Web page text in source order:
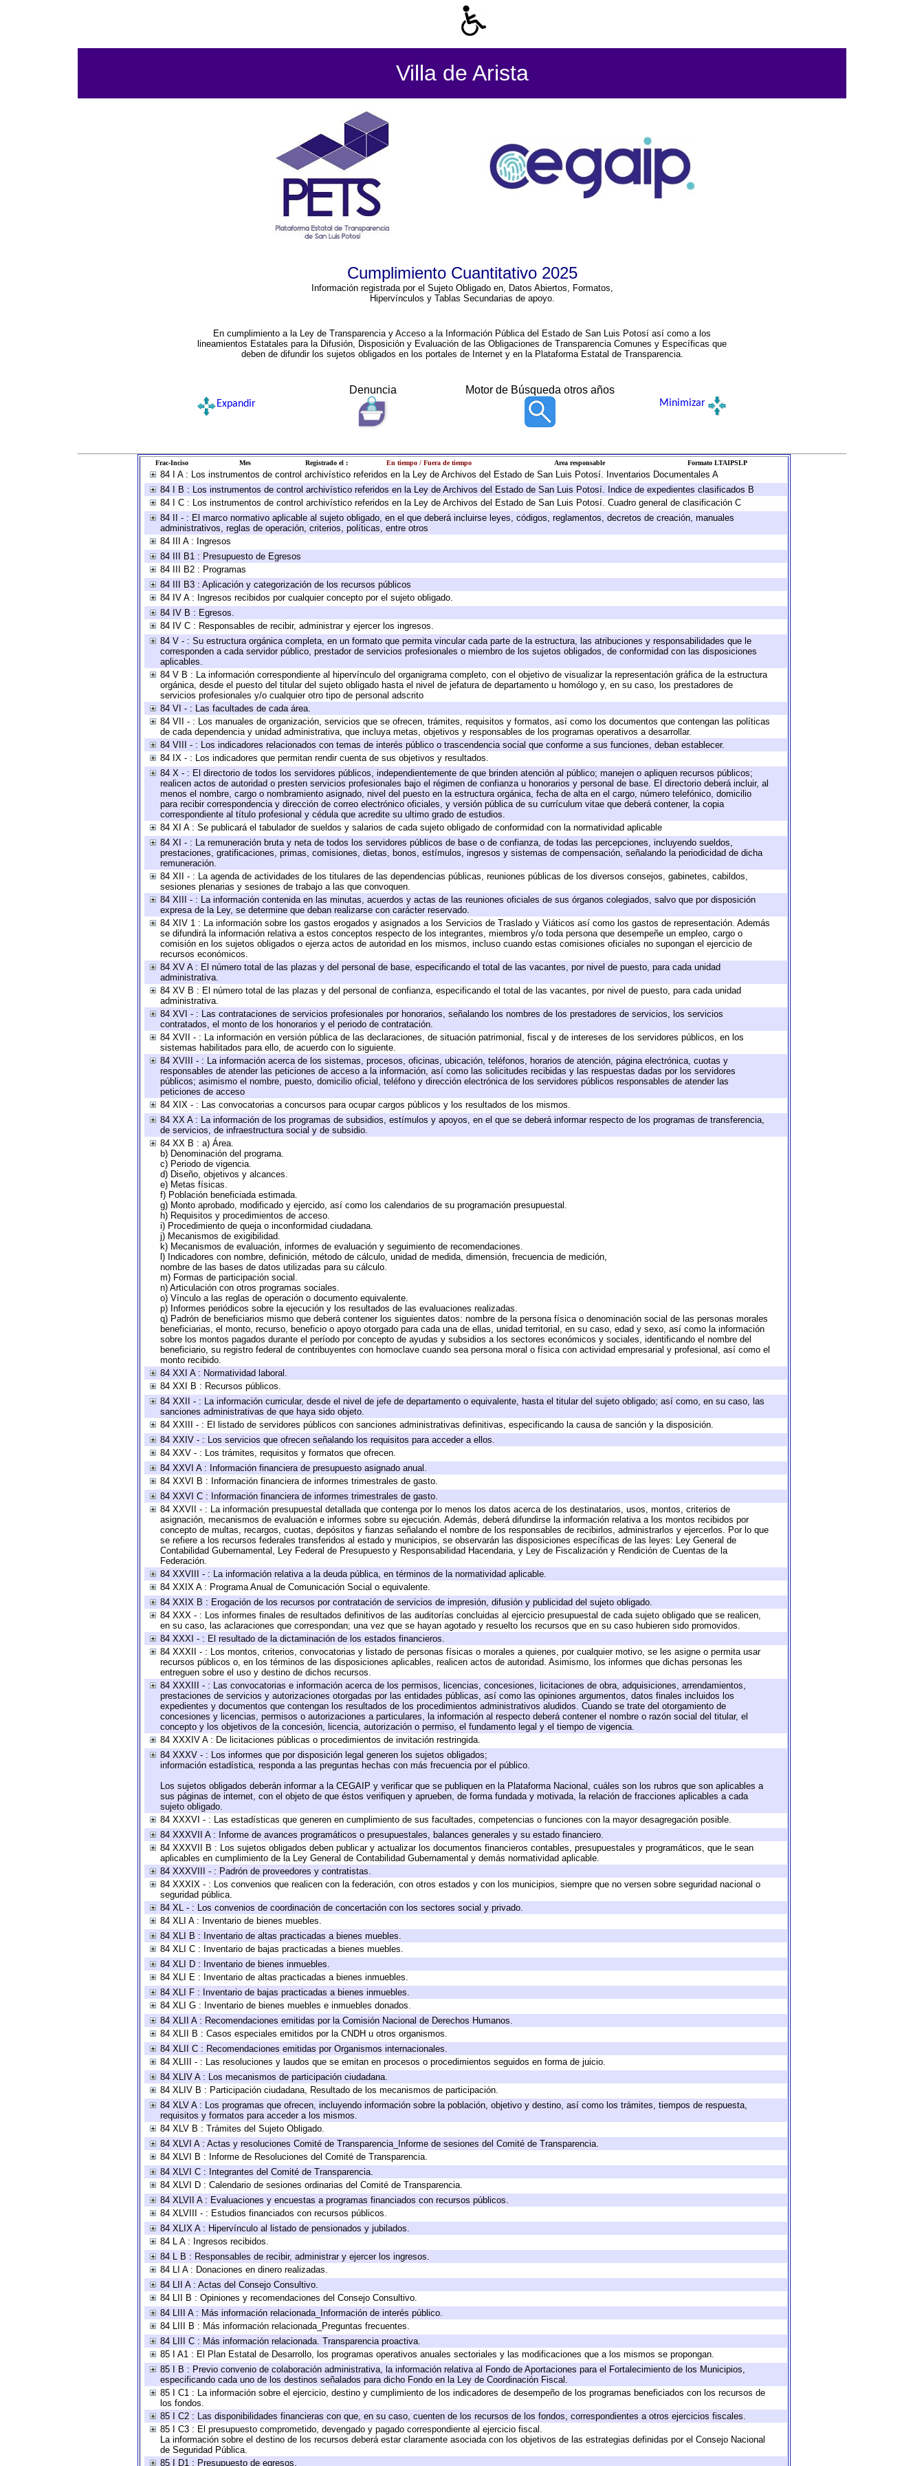
Villa de Arista
Cumplimiento Cuantitativo 2025
Información registrada por el Sujeto Obligado en, Datos Abiertos, Formatos,
Hipervínculos y Tablas Secundarias de apoyo.
En cumplimiento a la Ley de Transparencia y Acceso a la Información Pública del Estado de San Luis Potosí así como a los
lineamientos Estatales para la Difusión, Disposición y Evaluación de las Obligaciones de Transparencia Comunes y Específicas que
deben de difundir los sujetos obligados en los portales de Internet y en la Plataforma Estatal de Transparencia.
Denuncia Motor de Búsqueda otros años
Expandir Minimizar
Frac-Inciso Mes Registrado el : En tiempo / Fuera de tiempo Area responsable Formato LTAIPSLP
84 I A : Los instrumentos de control archivístico referidos en la Ley de Archivos del Estado de San Luis Potosí. Inventarios Documentales A
84 I B : Los instrumentos de control archivístico referidos en la Ley de Archivos del Estado de San Luis Potosí. Indice de expedientes clasificados B
84 I C : Los instrumentos de control archivístico referidos en la Ley de Archivos del Estado de San Luis Potosí. Cuadro general de clasificación C
84 II - : El marco normativo aplicable al sujeto obligado, en el que deberá incluirse leyes, códigos, reglamentos, decretos de creación, manuales
administrativos, reglas de operación, criterios, políticas, entre otros
84 III A : Ingresos
84 III B1 : Presupuesto de Egresos
84 III B2 : Programas
84 III B3 : Aplicación y categorización de los recursos públicos
84 IV A : Ingresos recibidos por cualquier concepto por el sujeto obligado.
84 IV B : Egresos.
84 IV C : Responsables de recibir, administrar y ejercer los ingresos.
84 V - : Su estructura orgánica completa, en un formato que permita vincular cada parte de la estructura, las atribuciones y responsabilidades que le
corresponden a cada servidor público, prestador de servicios profesionales o miembro de los sujetos obligados, de conformidad con las disposiciones
aplicables.
84 V B : La información correspondiente al hipervínculo del organigrama completo, con el objetivo de visualizar la representación gráfica de la estructura
orgánica, desde el puesto del titular del sujeto obligado hasta el nivel de jefatura de departamento u homólogo y, en su caso, los prestadores de
servicios profesionales y/o cualquier otro tipo de personal adscrito
84 VI - : Las facultades de cada área.
84 VII - : Los manuales de organización, servicios que se ofrecen, trámites, requisitos y formatos, así como los documentos que contengan las políticas
de cada dependencia y unidad administrativa, que incluya metas, objetivos y responsables de los programas operativos a desarrollar.
84 VIII - : Los indicadores relacionados con temas de interés público o trascendencia social que conforme a sus funciones, deban establecer.
84 IX - : Los indicadores que permitan rendir cuenta de sus objetivos y resultados.
84 X - : El directorio de todos los servidores públicos, independientemente de que brinden atención al público; manejen o apliquen recursos públicos;
realicen actos de autoridad o presten servicios profesionales bajo el régimen de confianza u honorarios y personal de base. El directorio deberá incluir, al
menos el nombre, cargo o nombramiento asignado, nivel del puesto en la estructura orgánica, fecha de alta en el cargo, número telefónico, domicilio
para recibir correspondencia y dirección de correo electrónico oficiales, y versión pública de su currículum vitae que deberá contener, la copia
correspondiente al título profesional y cédula que acredite su ultimo grado de estudios.
84 XI A : Se publicará el tabulador de sueldos y salarios de cada sujeto obligado de conformidad con la normatividad aplicable
84 XI - : La remuneración bruta y neta de todos los servidores públicos de base o de confianza, de todas las percepciones, incluyendo sueldos,
prestaciones, gratificaciones, primas, comisiones, dietas, bonos, estímulos, ingresos y sistemas de compensación, señalando la periodicidad de dicha
remuneración.
84 XII - : La agenda de actividades de los titulares de las dependencias públicas, reuniones públicas de los diversos consejos, gabinetes, cabildos,
sesiones plenarias y sesiones de trabajo a las que convoquen.
84 XIII - : La información contenida en las minutas, acuerdos y actas de las reuniones oficiales de sus órganos colegiados, salvo que por disposición
expresa de la Ley, se determine que deban realizarse con carácter reservado.
84 XIV 1 : La información sobre los gastos erogados y asignados a los Servicios de Traslado y Viáticos así como los gastos de representación. Además
se difundirá la información relativa a estos conceptos respecto de los integrantes, miembros y/o toda persona que desempeñe un empleo, cargo o
comisión en los sujetos obligados o ejerza actos de autoridad en los mismos, incluso cuando estas comisiones oficiales no supongan el ejercicio de
recursos económicos.
84 XV A : El número total de las plazas y del personal de base, especificando el total de las vacantes, por nivel de puesto, para cada unidad
administrativa.
84 XV B : El número total de las plazas y del personal de confianza, especificando el total de las vacantes, por nivel de puesto, para cada unidad
administrativa.
84 XVI - : Las contrataciones de servicios profesionales por honorarios, señalando los nombres de los prestadores de servicios, los servicios
contratados, el monto de los honorarios y el periodo de contratación.
84 XVII - : La información en versión pública de las declaraciones, de situación patrimonial, fiscal y de intereses de los servidores públicos, en los
sistemas habilitados para ello, de acuerdo con lo siguiente.
84 XVIII - : La información acerca de los sistemas, procesos, oficinas, ubicación, teléfonos, horarios de atención, página electrónica, cuotas y
responsables de atender las peticiones de acceso a la información, así como las solicitudes recibidas y las respuestas dadas por los servidores
públicos; asimismo el nombre, puesto, domicilio oficial, teléfono y dirección electrónica de los servidores públicos responsables de atender las
peticiones de acceso
84 XIX - : Las convocatorias a concursos para ocupar cargos públicos y los resultados de los mismos.
84 XX A : La información de los programas de subsidios, estímulos y apoyos, en el que se deberá informar respecto de los programas de transferencia,
de servicios, de infraestructura social y de subsidio.
84 XX B : a) Área.
b) Denominación del programa.
c) Periodo de vigencia.
d) Diseño, objetivos y alcances.
e) Metas físicas.
f) Población beneficiada estimada.
g) Monto aprobado, modificado y ejercido, así como los calendarios de su programación presupuestal.
h) Requisitos y procedimientos de acceso.
i) Procedimiento de queja o inconformidad ciudadana.
j) Mecanismos de exigibilidad.
k) Mecanismos de evaluación, informes de evaluación y seguimiento de recomendaciones.
l) Indicadores con nombre, definición, método de cálculo, unidad de medida, dimensión, frecuencia de medición,
nombre de las bases de datos utilizadas para su cálculo.
m) Formas de participación social.
n) Articulación con otros programas sociales.
o) Vínculo a las reglas de operación o documento equivalente.
p) Informes periódicos sobre la ejecución y los resultados de las evaluaciones realizadas.
q) Padrón de beneficiarios mismo que deberá contener los siguientes datos: nombre de la persona física o denominación social de las personas morales
beneficiarias, el monto, recurso, beneficio o apoyo otorgado para cada una de ellas, unidad territorial, en su caso, edad y sexo, así como la información
sobre los montos pagados durante el período por concepto de ayudas y subsidios a los sectores económicos y sociales, identificando el nombre del
beneficiario, su registro federal de contribuyentes con homoclave cuando sea persona moral o física con actividad empresarial y profesional, así como el
monto recibido.
84 XXI A : Normatividad laboral.
84 XXI B : Recursos públicos.
84 XXII - : La información curricular, desde el nivel de jefe de departamento o equivalente, hasta el titular del sujeto obligado; así como, en su caso, las
sanciones administrativas de que haya sido objeto.
84 XXIII - : El listado de servidores públicos con sanciones administrativas definitivas, especificando la causa de sanción y la disposición.
84 XXIV - : Los servicios que ofrecen señalando los requisitos para acceder a ellos.
84 XXV - : Los trámites, requisitos y formatos que ofrecen.
84 XXVI A : Información financiera de presupuesto asignado anual.
84 XXVI B : Información financiera de informes trimestrales de gasto.
84 XXVI C : Información financiera de informes trimestrales de gasto.
84 XXVII - : La información presupuestal detallada que contenga por lo menos los datos acerca de los destinatarios, usos, montos, criterios de
asignación, mecanismos de evaluación e informes sobre su ejecución. Además, deberá difundirse la información relativa a los montos recibidos por
concepto de multas, recargos, cuotas, depósitos y fianzas señalando el nombre de los responsables de recibirlos, administrarlos y ejercerlos. Por lo que
se refiere a los recursos federales transferidos al estado y municipios, se observarán las disposiciones específicas de las leyes: Ley General de
Contabilidad Gubernamental, Ley Federal de Presupuesto y Responsabilidad Hacendaria, y Ley de Fiscalización y Rendición de Cuentas de la
Federación.
84 XXVIII - : La información relativa a la deuda pública, en términos de la normatividad aplicable.
84 XXIX A : Programa Anual de Comunicación Social o equivalente.
84 XXIX B : Erogación de los recursos por contratación de servicios de impresión, difusión y publicidad del sujeto obligado.
84 XXX - : Los informes finales de resultados definitivos de las auditorías concluidas al ejercicio presupuestal de cada sujeto obligado que se realicen,
en su caso, las aclaraciones que correspondan; una vez que se hayan agotado y resuelto los recursos que en su caso hubieren sido promovidos.
84 XXXI - : El resultado de la dictaminación de los estados financieros.
84 XXXII - : Los montos, criterios, convocatorias y listado de personas físicas o morales a quienes, por cualquier motivo, se les asigne o permita usar
recursos públicos o, en los términos de las disposiciones aplicables, realicen actos de autoridad. Asimismo, los informes que dichas personas les
entreguen sobre el uso y destino de dichos recursos.
84 XXXIII - : Las convocatorias e información acerca de los permisos, licencias, concesiones, licitaciones de obra, adquisiciones, arrendamientos,
prestaciones de servicios y autorizaciones otorgadas por las entidades públicas, así como las opiniones argumentos, datos finales incluidos los
expedientes y documentos que contengan los resultados de los procedimientos administrativos aludidos. Cuando se trate del otorgamiento de
concesiones y licencias, permisos o autorizaciones a particulares, la información al respecto deberá contener el nombre o razón social del titular, el
concepto y los objetivos de la concesión, licencia, autorización o permiso, el fundamento legal y el tiempo de vigencia.
84 XXXIV A : De licitaciones públicas o procedimientos de invitación restringida.
84 XXXV - : Los informes que por disposición legal generen los sujetos obligados;
información estadística, responda a las preguntas hechas con más frecuencia por el público.
Los sujetos obligados deberán informar a la CEGAIP y verificar que se publiquen en la Plataforma Nacional, cuáles son los rubros que son aplicables a
sus páginas de internet, con el objeto de que éstos verifiquen y aprueben, de forma fundada y motivada, la relación de fracciones aplicables a cada
sujeto obligado.
84 XXXVI - : Las estadísticas que generen en cumplimiento de sus facultades, competencias o funciones con la mayor desagregación posible.
84 XXXVII A : Informe de avances programáticos o presupuestales, balances generales y su estado financiero.
84 XXXVII B : Los sujetos obligados deben publicar y actualizar los documentos financieros contables, presupuestales y programáticos, que le sean
aplicables en cumplimiento de la Ley General de Contabilidad Gubernamental y demás normatividad aplicable.
84 XXXVIII - : Padrón de proveedores y contratistas.
84 XXXIX - : Los convenios que realicen con la federación, con otros estados y con los municipios, siempre que no versen sobre seguridad nacional o
seguridad pública.
84 XL - : Los convenios de coordinación de concertación con los sectores social y privado.
84 XLI A : Inventario de bienes muebles.
84 XLI B : Inventario de altas practicadas a bienes muebles.
84 XLI C : Inventario de bajas practicadas a bienes muebles.
84 XLI D : Inventario de bienes inmuebles.
84 XLI E : Inventario de altas practicadas a bienes inmuebles.
84 XLI F : Inventario de bajas practicadas a bienes inmuebles.
84 XLI G : Inventario de bienes muebles e inmuebles donados.
84 XLII A : Recomendaciones emitidas por la Comisión Nacional de Derechos Humanos.
84 XLII B : Casos especiales emitidos por la CNDH u otros organismos.
84 XLII C : Recomendaciones emitidas por Organismos internacionales.
84 XLIII - : Las resoluciones y laudos que se emitan en procesos o procedimientos seguidos en forma de juicio.
84 XLIV A : Los mecanismos de participación ciudadana.
84 XLIV B : Participación ciudadana, Resultado de los mecanismos de participación.
84 XLV A : Los programas que ofrecen, incluyendo información sobre la población, objetivo y destino, así como los trámites, tiempos de respuesta,
requisitos y formatos para acceder a los mismos.
84 XLV B : Trámites del Sujeto Obligado.
84 XLVI A : Actas y resoluciones Comité de Transparencia_Informe de sesiones del Comité de Transparencia.
84 XLVI B : Informe de Resoluciones del Comité de Transparencia.
84 XLVI C : Integrantes del Comité de Transparencia.
84 XLVI D : Calendario de sesiones ordinarias del Comité de Transparencia.
84 XLVII A : Evaluaciones y encuestas a programas financiados con recursos públicos.
84 XLVIII - : Estudios financiados con recursos públicos.
84 XLIX A : Hipervínculo al listado de pensionados y jubilados.
84 L A : Ingresos recibidos.
84 L B : Responsables de recibir, administrar y ejercer los ingresos.
84 LI A : Donaciones en dinero realizadas.
84 LII A : Actas del Consejo Consultivo.
84 LII B : Opiniones y recomendaciones del Consejo Consultivo.
84 LIII A : Más información relacionada_Información de interés público.
84 LIII B : Más información relacionada_Preguntas frecuentes.
84 LIII C : Más información relacionada. Transparencia proactiva.
85 I A1 : El Plan Estatal de Desarrollo, los programas operativos anuales sectoriales y las modificaciones que a los mismos se propongan.
85 I B : Previo convenio de colaboración administrativa, la información relativa al Fondo de Aportaciones para el Fortalecimiento de los Municipios,
especificando cada uno de los destinos señalados para dicho Fondo en la Ley de Coordinación Fiscal.
85 I C1 : La información sobre el ejercicio, destino y cumplimiento de los indicadores de desempeño de los programas beneficiados con los recursos de
los fondos.
85 I C2 : Las disponibilidades financieras con que, en su caso, cuenten de los recursos de los fondos, correspondientes a otros ejercicios fiscales.
85 I C3 : El presupuesto comprometido, devengado y pagado correspondiente al ejercicio fiscal.
La información sobre el destino de los recursos deberá estar claramente asociada con los objetivos de las estrategias definidas por el Consejo Nacional
de Seguridad Pública.
85 I D1 : Presupuesto de egresos.